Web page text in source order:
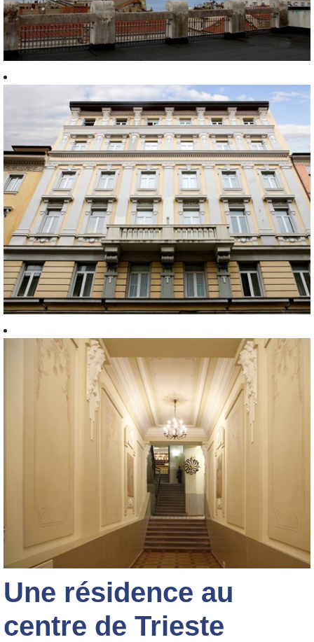
Une résidence au
centre de Trieste